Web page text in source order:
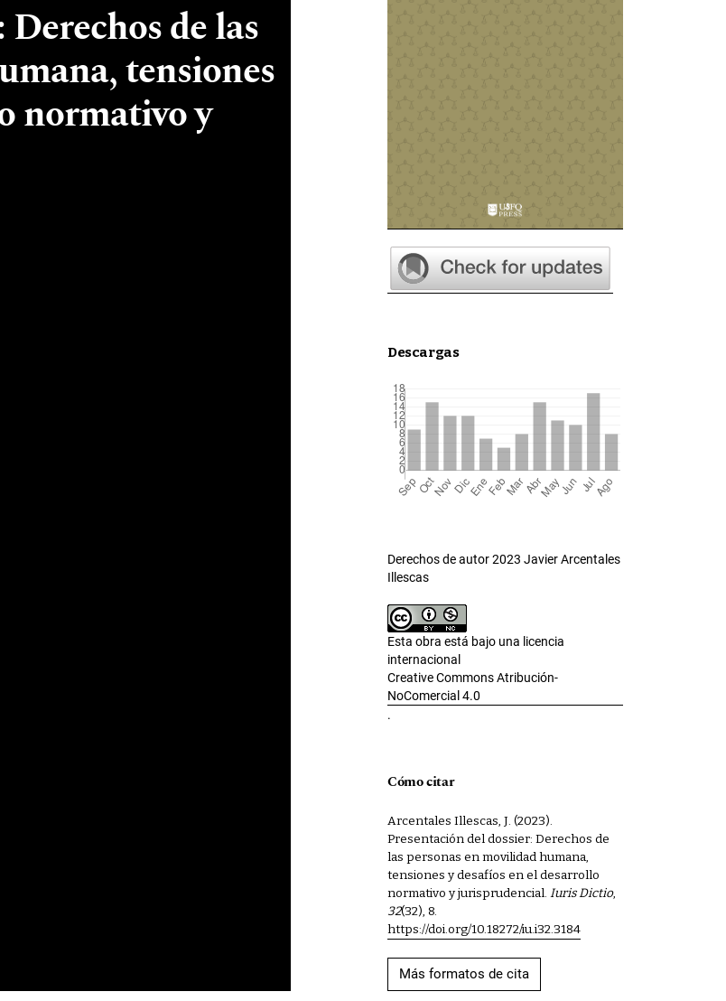
de las
tensiones
normativo y
Descargas
Derechos de autor 2023 Javier Arcentales
Illescas
Esta obra está bajo una licencia
internacional
Creative Commons Atribución-
NoComercial 4.0
.
Cómo citar
Arcentales Illescas, J. (2023).
Presentación del dossier: Derechos de
las personas en movilidad humana,
tensiones y desafíos en el desarrollo
normativo y jurisprudencial. Iuris Dictio,
32(32), 8.
https://doi.org/10.18272/iu.i32.3184
Más formatos de cita